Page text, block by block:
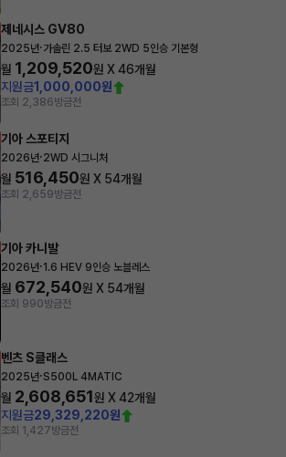
제네시스 GV80
2025년·가솔린 2.5 터보 2WD 5인승 기본형
월 1,209,520원 X46개월
지원금1,000,000원
조회 2,386방금전
기아 스포티지
2026년·2WD 시그니처
월 516,450원 X 54개월
조회 2,659방금전
기아 카니발
2026년·1.6 HEV 9인승 노블레스
월 672,540원 X 54개월
조회 990방금전
벤츠 S클래스
2025년·S500L 4MATIC
월 2,608,651원 X42개월
지원금29,329,220원
조회 1,427방금전